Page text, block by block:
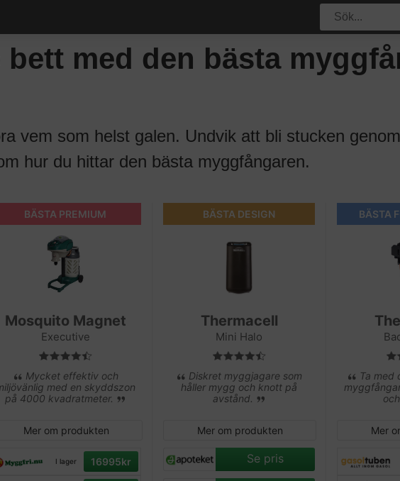
med den bästa
vem som helst galen. Undvik att bli stucken
hur du hittar den bästa myggfångaren.
BÄSTA PREMIUM
Mosquito Magnet
Executive
Mycket effektiv och
med en skyddszon
på 4000 kvadratmeter.
Mer om produkten
I lager 16995kr
BÄSTA DESIGN
Thermacell
Mini Halo
Diskret myggjagare som
håller mygg och knott på
avstånd.
Mer om produkten
Se pris
BÄSTA
Ta med
Mer